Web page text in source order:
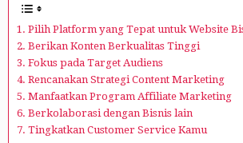
1. Pilih Platform yang Tepat untuk Website
2. Berikan Konten Berkualitas Tinggi
3. Fokus pada Target Audiens
4. Rencanakan Strategi Content Marketing
5. Manfaatkan Program Affiliate Marketing
6. Berkolaborasi dengan Bisnis lain
7. Tingkatkan Customer Service Kamu